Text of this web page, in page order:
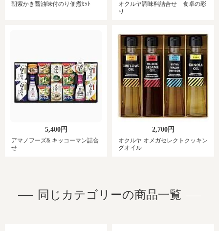
朝紫かき醤油味付のり佃煮ｾｯﾄ
オクルヤ調味料詰合せ 食卓の彩
り
5,400円
アマノフーズ& キッコーマン詰合
せ
2,700円
オクルヤ オメガセレクトクッキン
グオイル
同じカテゴリーの商品一覧